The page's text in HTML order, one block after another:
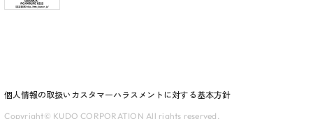
個人情報の取扱い カスタマーハラスメントに対する基本方針
Copyright© KUDO CORPORATION All rights reserved.